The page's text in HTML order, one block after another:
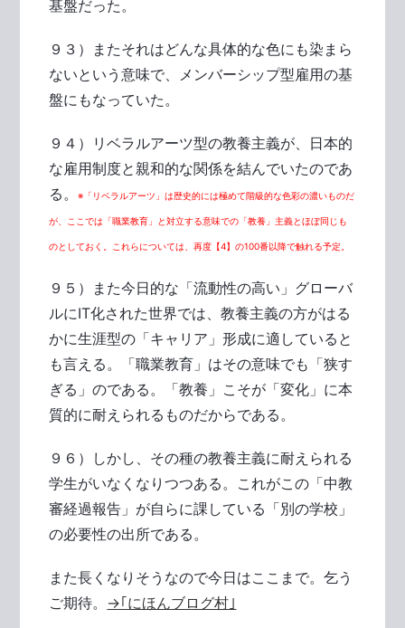
基盤だった。
９３）またそれはどんな具体的な色にも染まら
ないという意味で、メンバーシップ型雇用の基
盤にもなっていた。
９４）リベラルアーツ型の教養主義が、日本的
な雇用制度と親和的な関係を結んでいたのであ
る。※「リベラルアーツ」は歴史的には極めて階級的な色彩の濃いものだ
が、ここでは「職業教育」と対立する意味での「教養」主義とほぼ同じも
のとしておく。これらについては、再度【4】の100番以降で触れる予定。
９５）また今日的な「流動性の高い」グローバ
ルにIT化された世界では、教養主義の方がはる
かに生涯型の「キャリア」形成に適していると
も言える。「職業教育」はその意味でも「狭す
ぎる」のである。「教養」こそが「変化」に本
質的に耐えられるものだからである。
９６）しかし、その種の教養主義に耐えられる
学生がいなくなりつつある。これがこの「中教
審経過報告」が自らに課している「別の学校」
の必要性の出所である。
また長くなりそうなので今日はここまで。乞う
ご期待。 →｢にほんブログ村｣